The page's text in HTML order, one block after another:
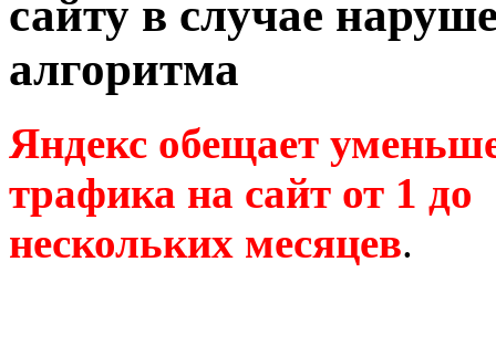
сайту в случае
алгоритма
Яндекс обещает
трафика на сайт от 1 до
нескольких месяцев.